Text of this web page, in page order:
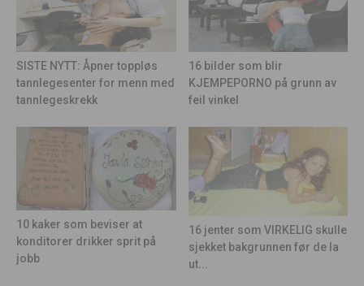
SISTE NYTT: Åpner toppløs
tannlegesenter for menn med
tannlegeskrekk
16 bilder som blir
KJEMPEPORNO på grunn av
feil vinkel
10 kaker som beviser at
konditorer drikker sprit på
jobb
16 jenter som VIRKELIG skulle
sjekket bakgrunnen før de la
ut...